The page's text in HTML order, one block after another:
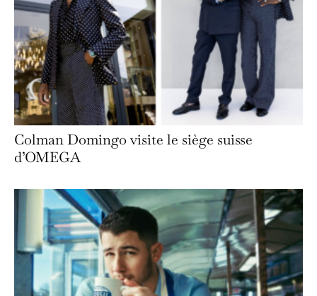
Colman Domingo visite le siège suisse
d’OMEGA